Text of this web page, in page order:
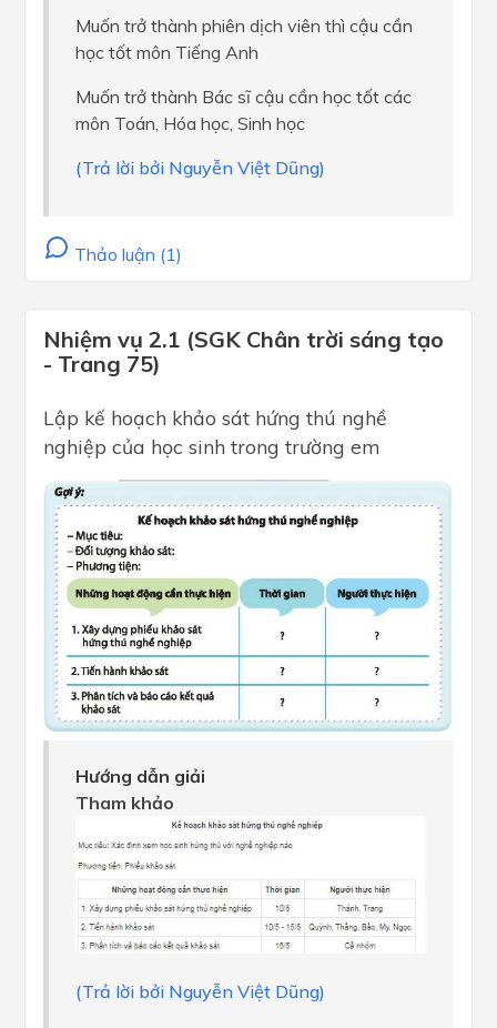
Muốn trở thành phiên dịch viên thì cậu cần
học tốt môn Tiếng Anh
Muốn trở thành Bác sĩ cậu cần học tốt các
môn Toán, Hóa học, Sinh học
(Trả lời bởi Nguyễn Việt Dũng)
Thảo luận (1)
Nhiệm vụ 2.1 (SGK Chân trời sáng tạo
- Trang 75)
Lập kế hoạch khảo sát hứng thú nghề
nghiệp của học sinh trong trường em
Hướng dẫn giải
Tham khảo
(Trả lời bởi Nguyễn Việt Dũng)